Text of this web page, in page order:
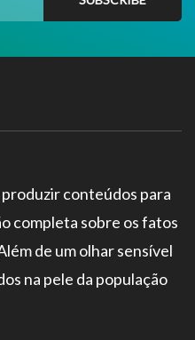
conteúdos para
completa sobre os fatos
de um olhar sensível
na pele da população